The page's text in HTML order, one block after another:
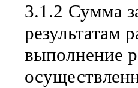
3.1.2 Сумма
результатам
выполнение